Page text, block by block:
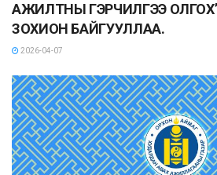
АЖИЛТНЫ ГЭРЧИЛГЭЭ
ЗОХИОН БАЙГУУЛЛАА.
2026-04-07